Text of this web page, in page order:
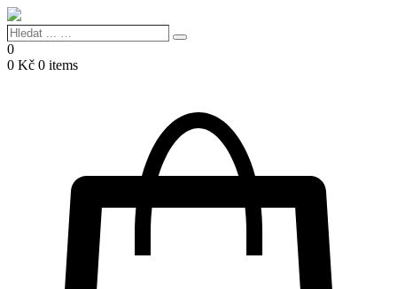
Hledat
...
…
Search
0
0 Kč 0 items